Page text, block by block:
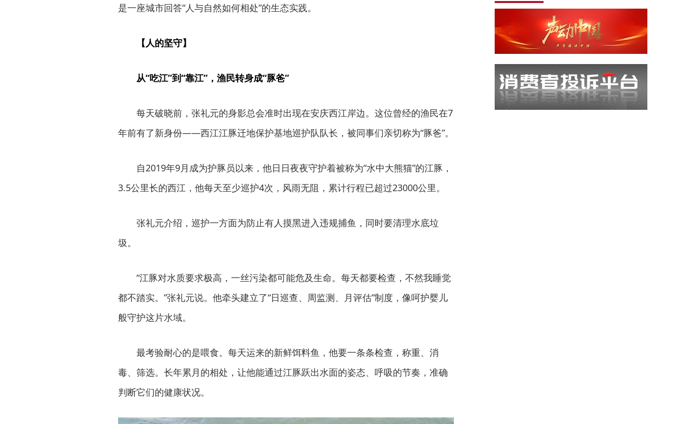
是一座城市回答“人与自然如何相处”的生态实践。
【人的坚守】
从“吃江”到“靠江”，渔民转身成“豚爸”
每天破晓前，张礼元的身影总会准时出现在安庆西江岸边。这位曾经的渔民在7
年前有了新身份——西江江豚迁地保护基地巡护队队长，被同事们亲切称为“豚爸”。
自2019年9月成为护豚员以来，他日日夜夜守护着被称为“水中大熊猫”的江豚，
3.5公里长的西江，他每天至少巡护4次，风雨无阻，累计行程已超过23000公里。
张礼元介绍，巡护一方面为防止有人摸黑进入违规捕鱼，同时要清理水底垃
圾。
“江豚对水质要求极高，一丝污染都可能危及生命。每天都要检查，不然我睡觉
都不踏实。”张礼元说。他牵头建立了“日巡查、周监测、月评估”制度，像呵护婴儿
般守护这片水域。
最考验耐心的是喂食。每天运来的新鲜饵料鱼，他要一条条检查，称重、消
毒、筛选。长年累月的相处，让他能通过江豚跃出水面的姿态、呼吸的节奏，准确
判断它们的健康状况。